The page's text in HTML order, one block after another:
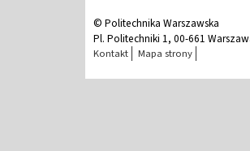
© Politechnika Warszawska
Pl. Politechniki 1, 00-661
Kontakt Mapa strony